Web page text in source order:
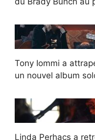
Tony Iommi a
un nouvel album
Linda Perhacs a